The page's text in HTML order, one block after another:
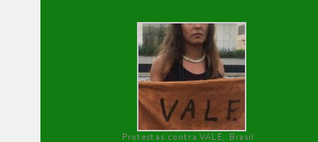
Protestas contra VALE, Brasil